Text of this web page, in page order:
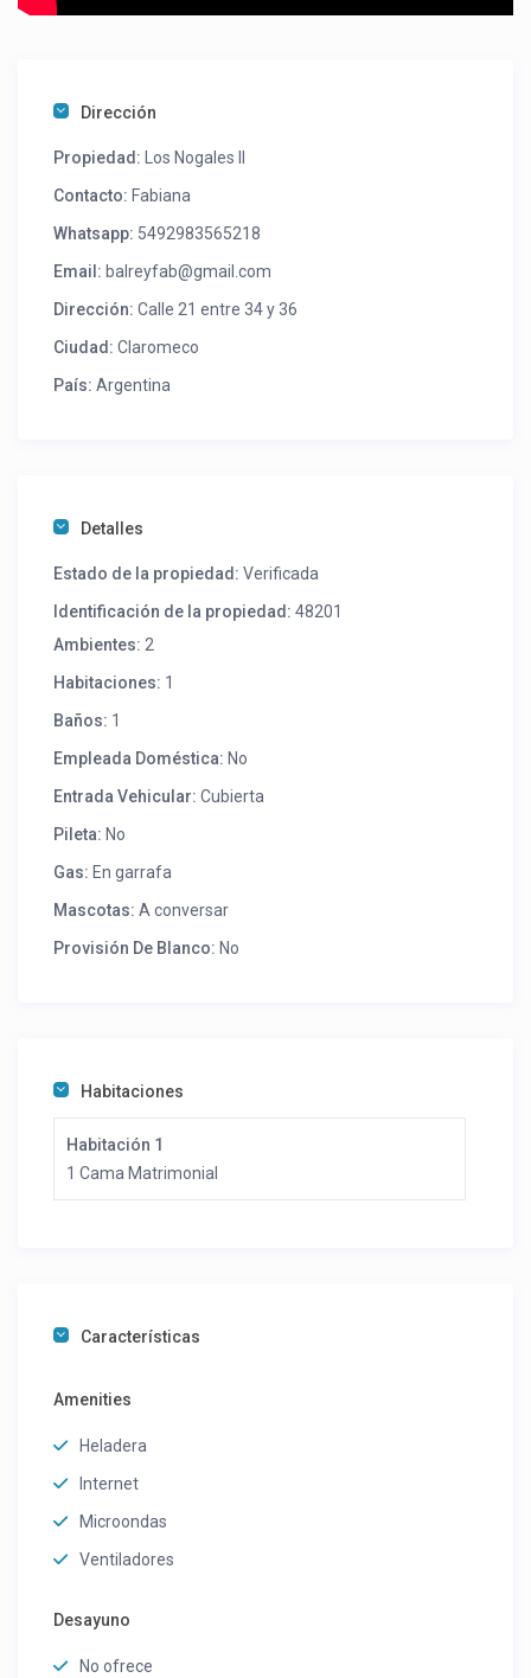
Dirección
Propiedad: Los Nogales II
Contacto: Fabiana
Whatsapp: 5492983565218
Email: balreyfab@gmail.com
Dirección: Calle 21 entre 34 y 36
Ciudad: Claromeco
País: Argentina
Detalles
Estado de la propiedad: Verificada
Identificación de la propiedad: 48201
Ambientes: 2
Habitaciones: 1
Baños: 1
Empleada Doméstica: No
Entrada Vehicular: Cubierta
Pileta: No
Gas: En garrafa
Mascotas: A conversar
Provisión De Blanco: No
Habitaciones
Habitación 1
1 Cama Matrimonial
Características
Amenities
Heladera
Internet
Microondas
Ventiladores
Desayuno
No ofrece